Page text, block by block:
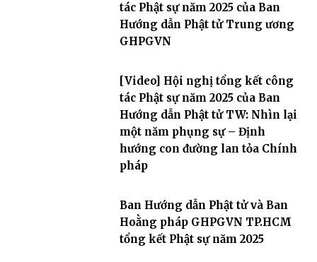
tác Phật sự năm 2025 của Ban
Hướng dẫn Phật tử Trung ương
GHPGVN
[Video] Hội nghị tổng kết công
tác Phật sự năm 2025 của Ban
Hướng dẫn Phật tử TW: Nhìn lại
một năm phụng sự – Định
hướng con đường lan tỏa Chính
pháp
Ban Hướng dẫn Phật tử và Ban
Hoằng pháp GHPGVN TP.HCM
tổng kết Phật sự năm 2025